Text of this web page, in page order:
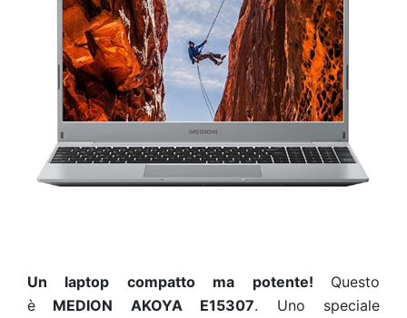
Un laptop compatto ma potente! Questo
è MEDION AKOYA E15307. Uno speciale